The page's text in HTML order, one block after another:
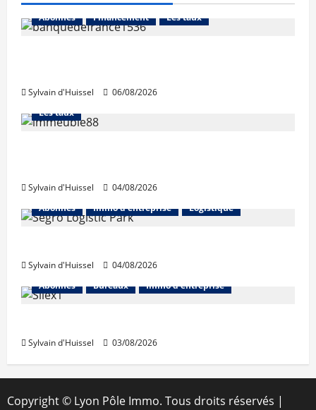
Abonnés Financement Les taux
Sylvain d'Huissel 06/08/2026
Abonnés Financement
Les taux
Sylvain d'Huissel
04/08/2026
Abonnés
Immo d'entreprise Logistique
Sylvain d'Huissel
04/08/2026
Abonnés
Bureaux Immo d'entreprise
Sylvain d'Huissel 03/08/2026
Copyright © Lyon Pôle Immo. Tous droits réservés |